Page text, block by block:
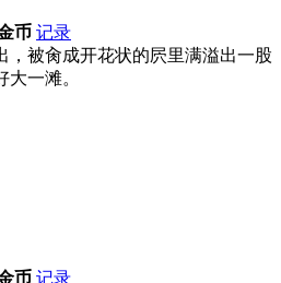
币 记录
，被肏成开花状的屄里满溢出一股
一滩。
币 记录